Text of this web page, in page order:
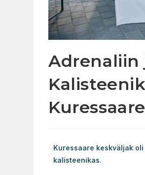
Adrenaliin
Kuressaare keskväljak
kalisteenikas.